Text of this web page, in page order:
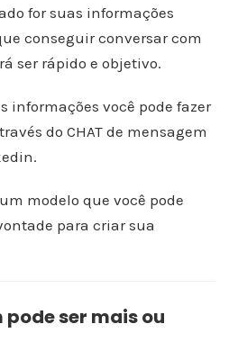
for suas informações
conseguir conversar com
ser rápido e objetivo.
informações você pode fazer
do CHAT de mensagem
modelo que você pode
para criar sua
ser mais ou